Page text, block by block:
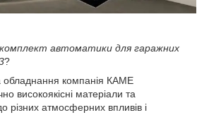
автоматики для гаражних
?
обладнання компанія КАМЕ
високоякісні матеріали та
різних атмосферних впливів і